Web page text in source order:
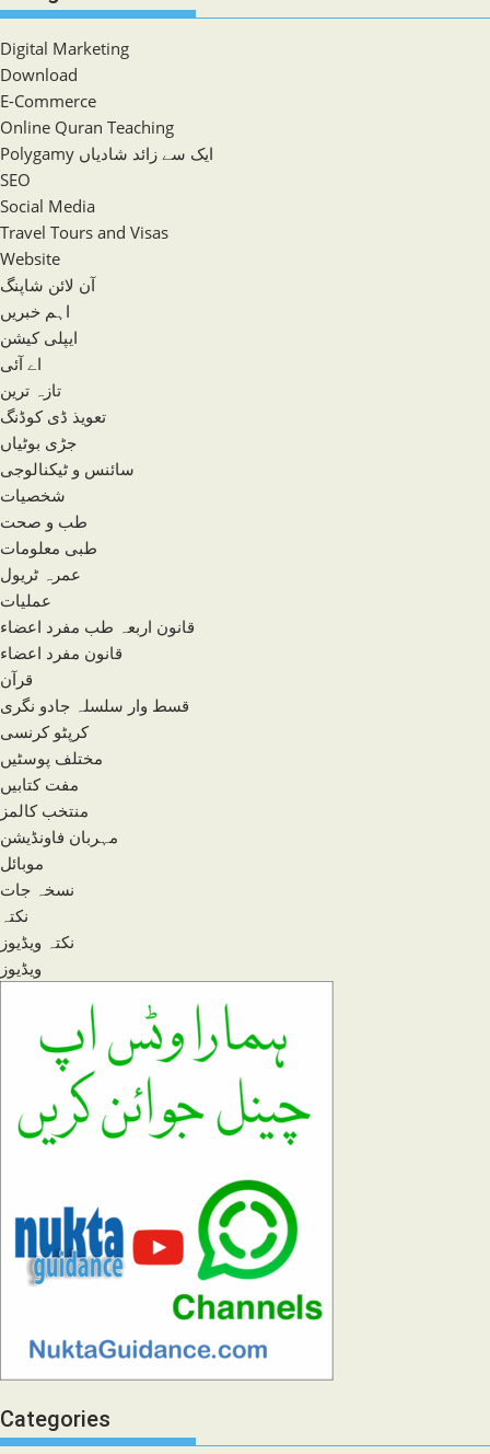
Digital Marketing
Download
E-Commerce
Online Quran Teaching
Polygamy ایک سے زائد شادیاں
SEO
Social Media
Travel Tours and Visas
Website
آن لائن شاپنگ
اہم خبریں
ایپلی کیشن
اے آئی
تازہ ترین
تعویذ ڈی کوڈنگ
جڑی بوٹیاں
سائنس و ٹیکنالوجی
شخصیات
طب و صحت
طبی معلومات
عمرہ ٹریول
عملیات
قانون اربعہ طب مفرد اعضاء
قانون مفرد اعضاء
قرآن
قسط وار سلسلہ جادو نگری
کرپٹو کرنسی
مختلف پوسٹیں
مفت کتابیں
منتخب کالمز
مہربان فاونڈیشن
موبائل
نسخہ جات
نکتہ
نکتہ ویڈیوز
ویڈیوز
Categories